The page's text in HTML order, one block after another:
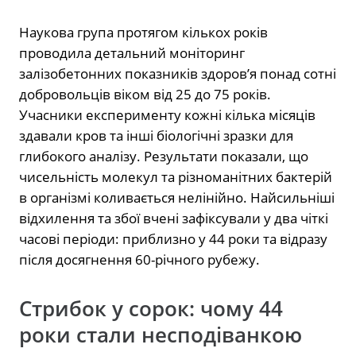
Наукова група протягом кількох років
проводила детальний моніторинг
залізобетонних показників здоров’я понад сотні
добровольців віком від 25 до 75 років.
Учасники експерименту кожні кілька місяців
здавали кров та інші біологічні зразки для
глибокого аналізу. Результати показали, що
чисельність молекул та різноманітних бактерій
в організмі коливається нелінійно. Найсильніші
відхилення та збої вчені зафіксували у два чіткі
часові періоди: приблизно у 44 роки та відразу
після досягнення 60-річного рубежу.
Стрибок у сорок: чому 44
роки стали несподіванкою